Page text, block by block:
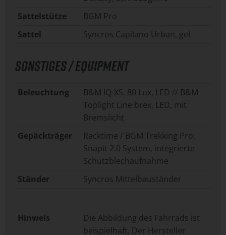
Sattelstütze
BGM Pro
Sattel
Syncros Capilano Urban, gel
SONSTIGES / EQUIPMENT
Beleuchtung
B&M IQ-XS, 80 Lux, LED // B&M
Toplight Line brex, LED, mit
Bremslicht
Gepäckträger
Racktime / BGM Trekking Pro,
Snapit 2.0 System, integrierte
Schutzblechaufnahme
Ständer
Syncros Mittelbauständer
Hinweis
Die Abbildung des Fahrrads ist
beispielhaft. Der Hersteller